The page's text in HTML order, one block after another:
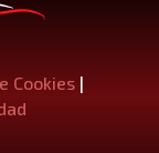
Cookies |